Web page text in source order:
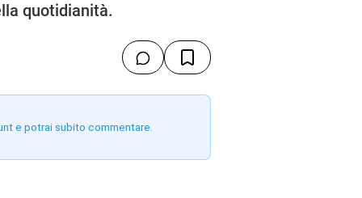
quotidianità.
e potrai subito commentare.